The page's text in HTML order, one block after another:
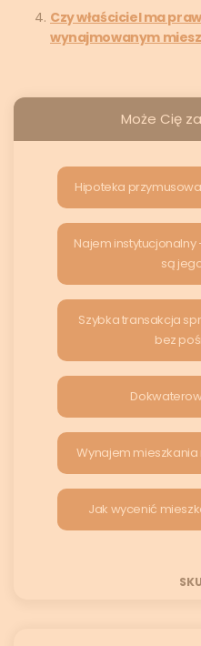
Czy właściciel ma
wynajmowanym
Może Cię
Hipoteka
Najem
są
Szybka transakcja
bez
Wynajem
Jak wycenić